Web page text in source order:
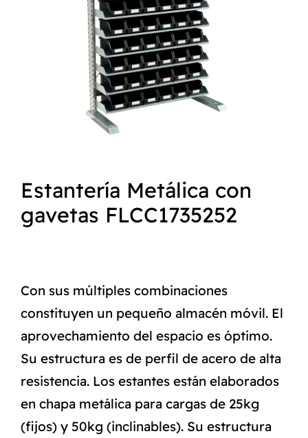
NORMAS ISO
Estantería Metálica con
gavetas FLCC1735252
Con sus múltiples combinaciones
constituyen un pequeño almacén móvil. El
aprovechamiento del espacio es óptimo.
Su estructura es de perfil de acero de alta
resistencia. Los estantes están elaborados
en chapa metálica para cargas de 25kg
(fijos) y 50kg (inclinables). Su estructura